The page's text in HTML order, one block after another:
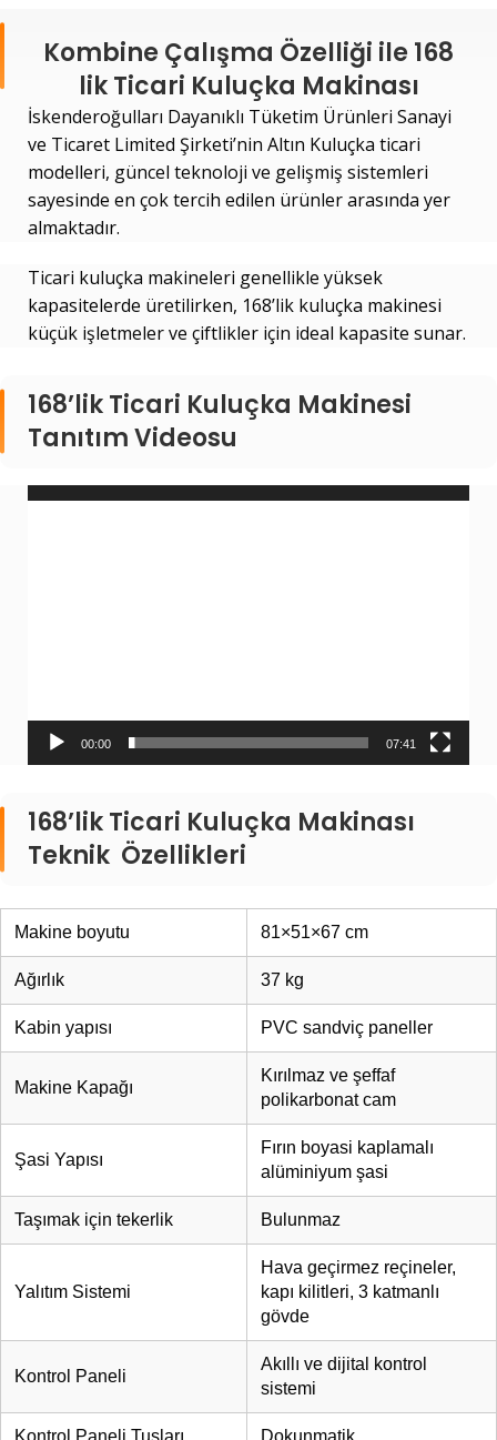
Kombine Çalışma Özelliği ile 168
lik Ticari Kuluçka Makinası
İskenderoğulları Dayanıklı Tüketim Ürünleri Sanayi
ve Ticaret Limited Şirketi’nin Altın Kuluçka ticari
modelleri, güncel teknoloji ve gelişmiş sistemleri
sayesinde en çok tercih edilen ürünler arasında yer
almaktadır.
Ticari kuluçka makineleri genellikle yüksek
kapasitelerde üretilirken, 168’lik kuluçka makinesi
küçük işletmeler ve çiftlikler için ideal kapasite sunar.
168’lik Ticari Kuluçka Makinesi
Tanıtım Videosu
Video
00:00 07:41
168’lik Ticari Kuluçka Makinası
Teknik Özellikleri
Makine boyutu 81×51×67 cm
Ağırlık 37 kg
Kabin yapısı PVC sandviç paneller
Makine Kapağı
Kırılmaz ve şeffaf
polikarbonat cam
Şasi Yapısı
Fırın boyasi kaplamalı
alüminiyum şasi
Taşımak için tekerlik Bulunmaz
Yalıtım Sistemi
Hava geçirmez reçineler,
kapı kilitleri, 3 katmanlı
gövde
Kontrol Paneli
Akıllı ve dijital kontrol
sistemi
Kontrol Paneli Tuşları Dokunmatik